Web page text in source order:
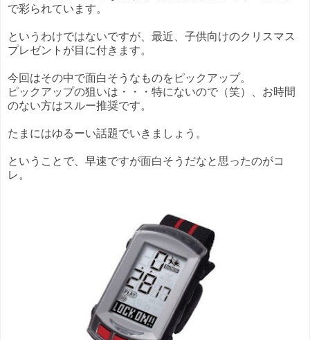
で彩られています。
というわけではないですが、最近、子供向けのクリスマス
プレゼントが目に付きます。
今回はその中で面白そうなものをピックアップ。
ピックアップの狙いは・・・特にないので（笑）、お時間
のない方はスルー推奨です。
たまにはゆるーい話題でいきましょう。
ということで、早速ですが面白そうだなと思ったのがコ
レ。